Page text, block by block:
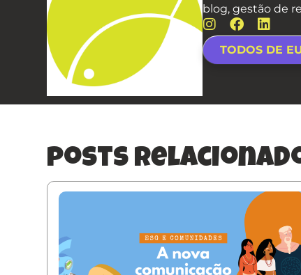
blog, gestão de
TODOS DE
posts